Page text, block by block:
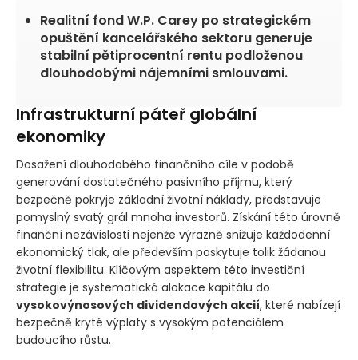
Realitní fond W.P. Carey po strategickém
opuštění kancelářského sektoru generuje
stabilní pětiprocentní rentu podloženou
dlouhodobými nájemními smlouvami.
Infrastrukturní páteř globální
ekonomiky
Dosažení dlouhodobého finančního cíle v podobě
generování dostatečného pasivního příjmu, který
bezpečně pokryje základní životní náklady, představuje
pomyslný svatý grál mnoha investorů. Získání této úrovně
finanční nezávislosti nejenže výrazně snižuje každodenní
ekonomický tlak, ale především poskytuje tolik žádanou
životní flexibilitu. Klíčovým aspektem této investiční
strategie je systematická alokace kapitálu do
vysokovýnosových dividendových akcií, které nabízejí
bezpečně kryté výplaty s vysokým potenciálem
budoucího růstu.